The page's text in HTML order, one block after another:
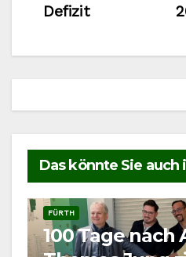
Defizit
Das könnte Sie
FÜRTH
100 Tage nach